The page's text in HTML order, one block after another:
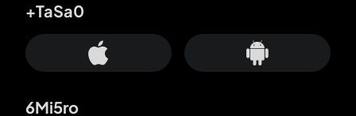
+TaSa0
6Mi5ro